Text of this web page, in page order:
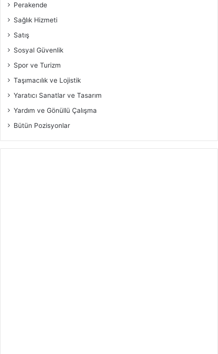
Perakende
Sağlık Hizmeti
Satış
Sosyal Güvenlik
Spor ve Turizm
Taşımacılık ve Lojistik
Yaratıcı Sanatlar ve Tasarım
Yardım ve Gönüllü Çalışma
Bütün Pozisyonlar